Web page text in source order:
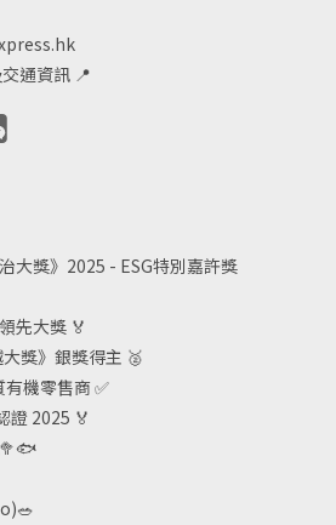
通資訊 📍
大獎》2025 - ESG特別嘉許獎
先大獎 🏅
獎》銀獎得主 🥈
機零售商✅
證 2025 🏅
🥦🐟
🥗